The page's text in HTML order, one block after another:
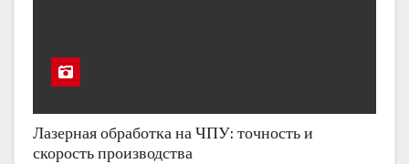
Лазерная обработка на ЧПУ: точность и
скорость производства